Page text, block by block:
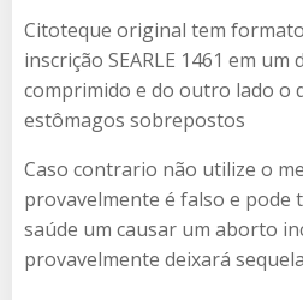
Citoteque original tem
inscrição SEARLE 1461 em um
comprimido e do outro lado o
estômagos sobrepostos
Caso contrario não utilize o
provavelmente é falso e pode
saúde um causar um aborto
provavelmente deixará